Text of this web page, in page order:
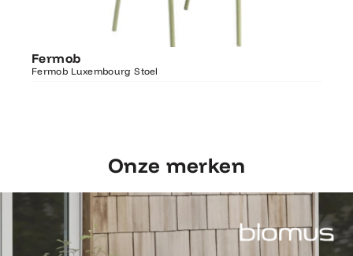
Fermob
Fermob Luxembourg Stoel
Ontdek Fermob
Luxembourg Stoel
Onze merken